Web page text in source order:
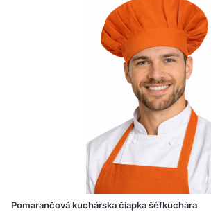
Pomarančová kuchárska čiapka šéfkuchára